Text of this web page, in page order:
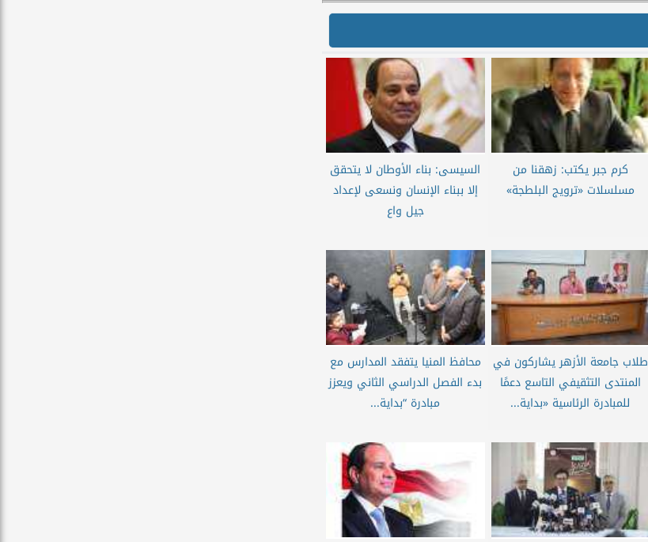
كرم جبر يكتب: زهقنا من
مسلسلات «ترويج البلطجة»
السيسى: بناء الأوطان لا يتحقق
إلا ببناء الإنسان ونسعى لإعداد
جيل واع
طلاب جامعة الأزهر يشاركون في
المنتدى التثقيفي التاسع دعمًا
للمبادرة الرئاسية «بداية...
محافظ المنيا يتفقد المدارس مع
بدء الفصل الدراسي الثاني ويعزز
مبادرة “بداية...